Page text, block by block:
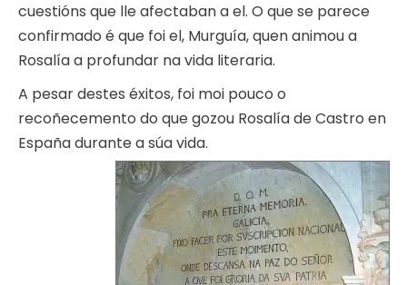
cuestións que lle afectaban a el. O que se parece
confirmado é que foi el, Murguía, quen animou a
Rosalía a profundar na vida literaria.
A pesar destes éxitos, foi moi pouco o
recoñecemento do que gozou Rosalía de Castro en
España durante a súa vida.